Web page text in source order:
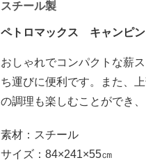
スチール製
ペトロマックス キャンピ
おしゃれでコンパクトな薪
ち運びに便利です。また、
の調理も楽しむことができ
素材：スチール
サイズ：84×241×55㎝